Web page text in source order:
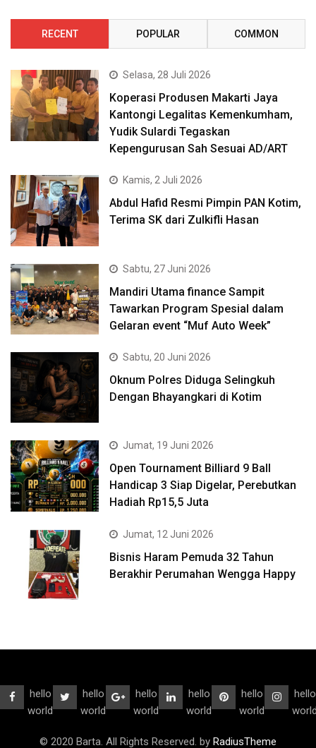
RECENT POPULAR COMMON
Selasa, 28 Juli 2026
Koperasi Produsen Makarti Jaya
Kantongi Legalitas Kemenkumham,
Yudik Sulardi Tegaskan
Kepengurusan Sah Sesuai AD/ART
Kamis, 2 Juli 2026
Abdul Hafid Resmi Pimpin PAN Kotim,
Terima SK dari Zulkifli Hasan
Sabtu, 27 Juni 2026
Mandiri Utama finance Sampit
Tawarkan Program Spesial dalam
Gelaran event “Muf Auto Week”
Sabtu, 20 Juni 2026
Oknum Polres Diduga Selingkuh
Dengan Bhayangkari di Kotim
Jumat, 19 Juni 2026
Open Tournament Billiard 9 Ball
Handicap 3 Siap Digelar, Perebutkan
Hadiah Rp15,5 Juta
Jumat, 12 Juni 2026
Bisnis Haram Pemuda 32 Tahun
Berakhir Perumahan Wengga Happy
hello
world
hello
world
hello
world
hello
world
hello
world
hello
© 2020 Barta. All Rights Reserved. by RadiusTheme